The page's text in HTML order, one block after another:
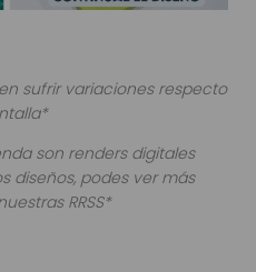
sufrir variaciones respecto
son renders digitales
diseños, podes ver más
RRSS*